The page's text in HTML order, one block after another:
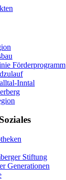
Förderprogramm
Inntal
Stiftung
Generationen